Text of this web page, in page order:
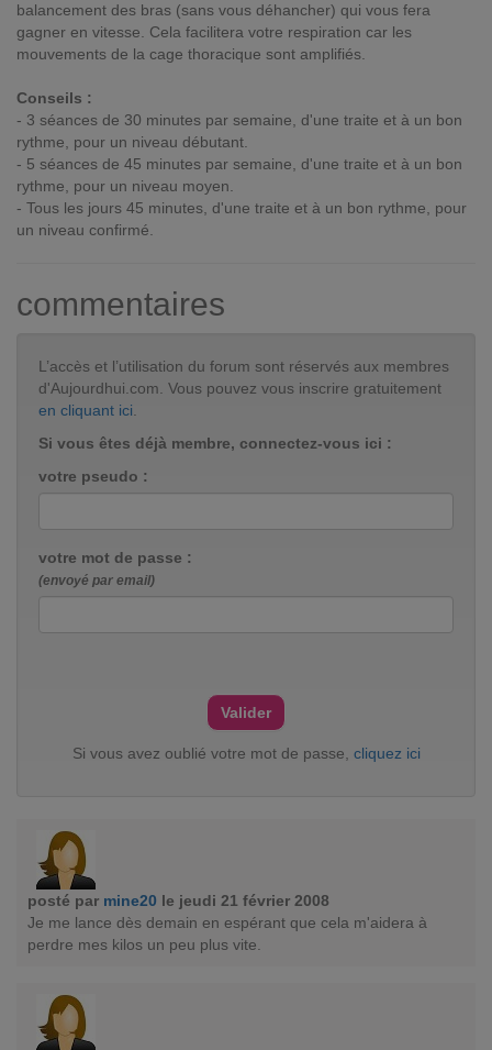
balancement des bras (sans vous déhancher) qui vous fera
gagner en vitesse. Cela facilitera votre respiration car les
mouvements de la cage thoracique sont amplifiés.
Conseils :
- 3 séances de 30 minutes par semaine, d'une traite et à un bon
rythme, pour un niveau débutant.
- 5 séances de 45 minutes par semaine, d'une traite et à un bon
rythme, pour un niveau moyen.
- Tous les jours 45 minutes, d'une traite et à un bon rythme, pour
un niveau confirmé.
commentaires
L’accès et l’utilisation du forum sont réservés aux membres
d'Aujourdhui.com. Vous pouvez vous inscrire gratuitement
en cliquant ici
Si vous êtes déjà membre, connectez-vous ici :
votre pseudo :
votre mot de passe :
(envoyé par email)
Si vous avez oublié votre mot de passe, cliquez ici
posté par mine20 le jeudi 21 février 2008
Je me lance dès demain en espérant que cela m'aidera à
perdre mes kilos un peu plus vite.